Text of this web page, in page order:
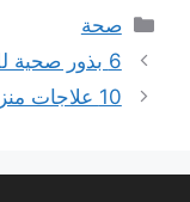
التصنيفات
صحة
6 بذور صحية للغاية يجب عليك تناولها
10 علاجات منزلية لبشرة متوهجة